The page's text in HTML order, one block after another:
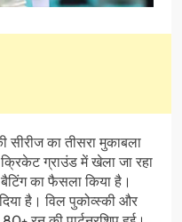
सीरीज का तीसरा मुकाबला
ग्राउंड में खेला जा रहा
का फैसला किया है।
है। विल पुकोव्स्की और